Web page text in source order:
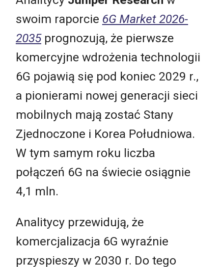
swoim raporcie 6G Market 2026-
2035prognozują, że pierwsze
komercyjne wdrożenia technologii
6G pojawią się pod koniec 2029 r.,
a pionierami nowej generacji sieci
mobilnych mają zostać Stany
Zjednoczone i Korea Południowa.
W tym samym roku liczba
połączeń 6G na świecie osiągnie
4,1 mln.
Analitycy przewidują, że
komercjalizacja 6G wyraźnie
przyspieszy w 2030 r. Do tego